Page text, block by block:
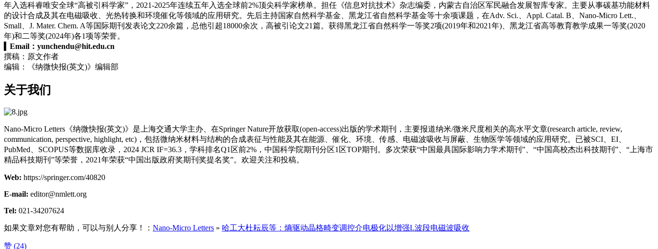
年入选科睿唯安全球“高被引科学家”，2021-2025年连续五年入选全球前2%顶尖科学家榜单。担任《信息对抗技术》杂志编委，内蒙古自治区军民融合发展智库专家。主要从事碳基功能材料
的设计合成及其在电磁吸收、光热转换和环境催化等领域的应用研究。先后主持国家自然科学基金、黑龙江省自然科学基金等十余项课题，在Adv. Sci.、Appl. Catal. B、Nano-Micro Lett.、
Small、J. Mater. Chem. A等国际期刊发表论文220余篇，总他引超18000余次，高被引论文21篇。获得黑龙江省自然科学一等奖2项(2019年和2021年)、黑龙江省高等教育教学成果一等奖(2020
年)和二等奖(2024年)各1项等荣誉。
Email： yunchendu@hit.edu.cn
撰稿：原文作者
编辑：《纳微快报(英文)》编辑部
关于我们
Nano-Micro Letters《纳微快报(英文)》是上海交通大学主办、在Springer Nature开放获取(open-access)出版的学术期刊，主要报道纳米/微米尺度相关的高水平文章(research article, review,
communication, perspective, highlight, etc)，包括微纳米材料与结构的合成表征与性能及其在能源、催化、环境、传感、电磁波吸收与屏蔽、生物医学等领域的应用研究。已被SCI、EI、
PubMed、SCOPUS等数据库收录，2024 JCR IF=36.3，学科排名Q1区前2%，中国科学院期刊分区1区TOP期刊。多次荣获“中国最具国际影响力学术期刊”、“中国高校杰出科技期刊”、“上海市
精品科技期刊”等荣誉，2021年荣获“中国出版政府奖期刊奖提名奖”。欢迎关注和投稿。
Web: https://springer.com/40820
E-mail: editor@nmlett.org
Tel: 021-34207624
如果文章对您有帮助，可以与别人分享！： Nano-Micro Letters » 哈工大杜耘辰等：熵驱动晶格畸变调控介电极化以增强L波段电磁波吸收
赞 (24)